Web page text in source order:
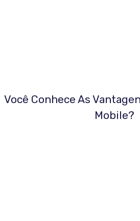
Você Conhece As
Mobile?